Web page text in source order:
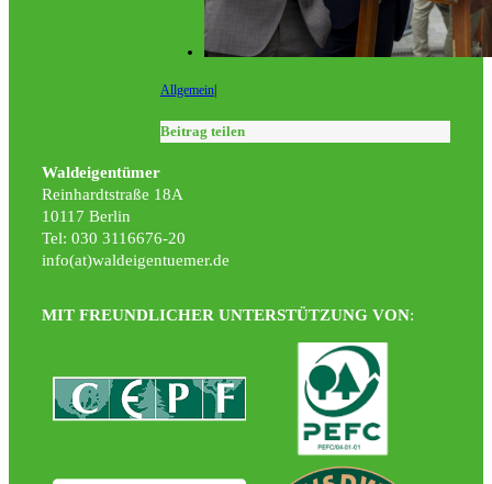
Allgemein|
Beitrag teilen
Waldeigentümer
Reinhardtstraße 18A
10117 Berlin
Tel: 030 3116676-20
info(at)waldeigentuemer.de
MIT FREUNDLICHER UNTERSTÜTZUNG VON: